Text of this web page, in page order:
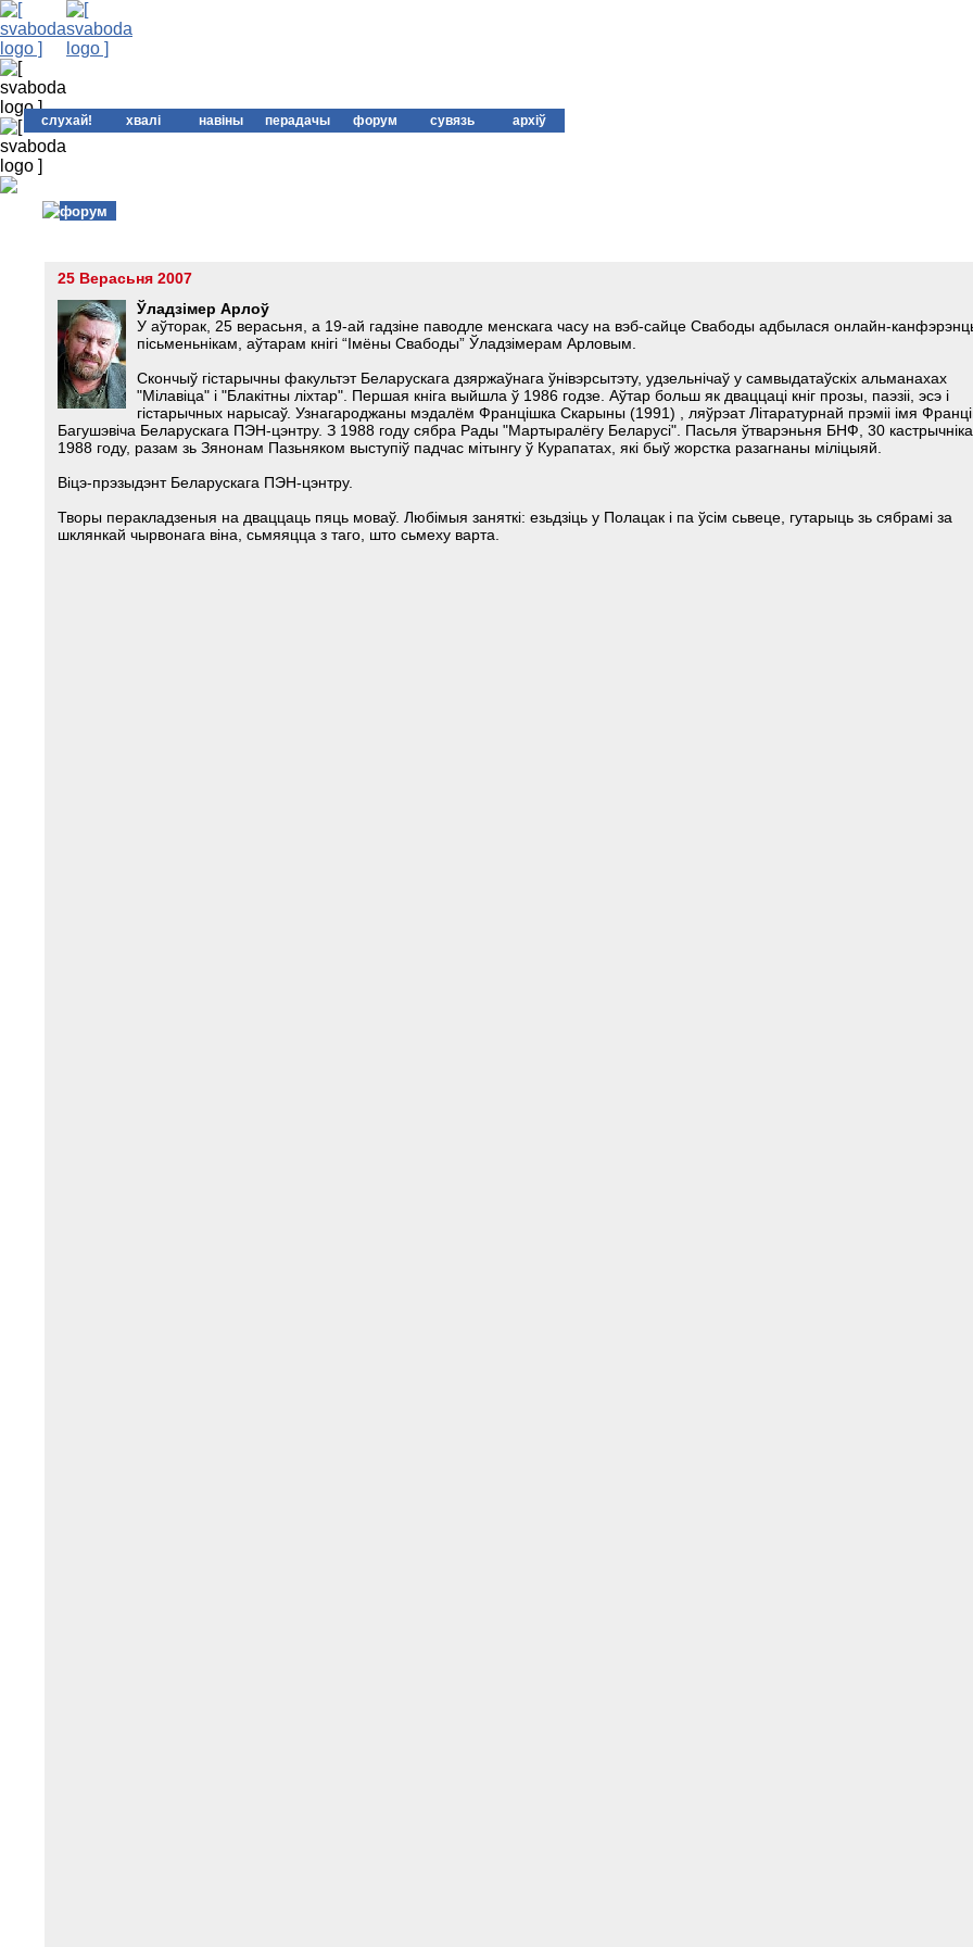
форум
25 Верасьня 2007
Ўладзімер Арлоў
У аўторак, 25 верасьня, а 19-ай гадзіне паводле менскага часу на вэб-сайце Свабоды адбылася онлайн-
пісьменьнікам, аўтарам кнігі “Імёны Свабоды” Ўладзімерам Арловым.
Скончыў гістарычны факультэт Беларускага дзяржаўнага ўнівэрсытэту, удзельнічаў у самвыдатаўскіх альманахах
"Мілавіца" і "Блакітны ліхтар". Першая кніга выйшла ў 1986 годзе. Аўтар больш як дваццаці кніг прозы, паэзіі, эсэ і
гістарычных нарысаў. Узнагароджаны мэдалём Францішка Скарыны (1991) , ляўрэат Літаратурнай прэміі імя
Багушэвіча Беларускага ПЭH-цэнтру. З 1988 году сябра Рады "Мартыралёгу Беларусі". Пасьля ўтварэньня БНФ, 30 кастрычніка
1988 году, разам зь Зянонам Пазьняком выступіў падчас мітынгу ў Курапатах, які быў жорстка разагнаны міліцыяй.
Віцэ-прэзыдэнт Беларускага ПЭН-цэнтру.
Творы перакладзеныя на дваццаць пяць моваў. Любімыя заняткі: езьдзіць у Полацак і па ўсім сьвеце, гутарыць зь сябрамі за
шклянкай чырвонага віна, сьмяяцца з таго, што сьмеху варта.
слухай! хвалі навіны перадачы форум сувязь архіў